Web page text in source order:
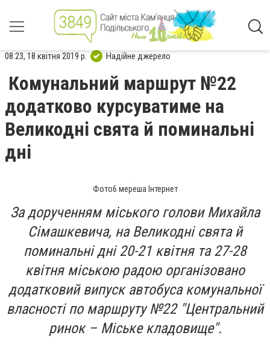
08:23, 18 квітня 2019 р. Надійне джерело
Комунальний маршрут №22
додатково курсуватиме на
Великодні свята й поминальні
дні
Фото6 мереша Інтернет
За дорученням міського голови Михайла
Сімашкевича, на Великодні свята й
поминальні дні 20-21 квітня та 27-28
квітня міською радою організовано
додатковий випуск автобуса комунальної
власності по маршруту №22 "Центральний
ринок – Міське кладовище".